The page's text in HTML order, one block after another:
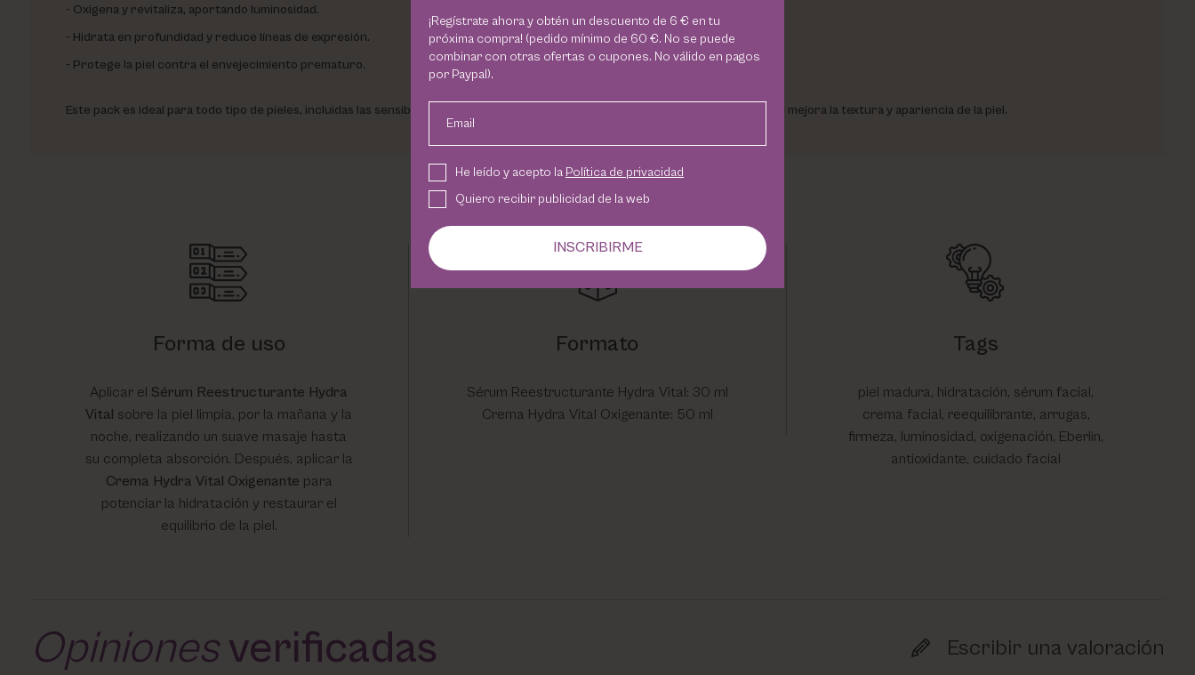
Oxigena y revitaliza, aportando luminosidad.
Hidrata en profundidad y reduce líneas de expresión.
Protege la piel contra el envejecimiento prematuro.
Este pack es ideal para todo tipo de pieles, incluidas las sensibles y deshidratadas, proporcionando un tratamiento completo que mejora la textura y apariencia de la piel.
Forma de uso
Aplicar el Sérum Reestructurante Hydra
Vital sobre la piel limpia, por la mañana y la
noche, realizando un suave masaje hasta
su completa absorción. Después, aplicar la
Crema Hydra Vital Oxigenante para
potenciar la hidratación y restaurar el
equilibrio de la piel.
Formato
Sérum Reestructurante Hydra Vital: 30 ml
Crema Hydra Vital Oxigenante: 50 ml
Tags
piel madura, hidratación, sérum facial,
crema facial, reequilibrante, arrugas,
firmeza, luminosidad, oxigenación, Eberlin,
antioxidante, cuidado facial
Opinionesverificadas Escribir una valoración
¡Regístrate ahora y obtén un descuento de 6 € en tu
próxima compra! (pedido mínimo de 60 €. No se puede
combinar con otras ofertas o cupones. No válido en pagos
por Paypal).
Email
He leído y acepto la Política de privacidad
Quiero recibir publicidad de la web
INSCRIBIRME